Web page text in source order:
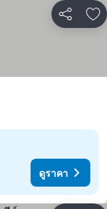
แชร์ เ
ดูราคา